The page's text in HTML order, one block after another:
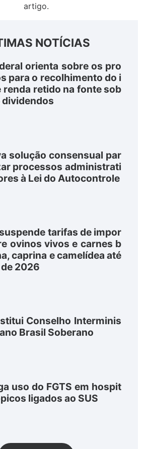
artigo.
NOTÍCIAS
orienta sobre os pro
para o recolhimento do i
renda retido na fonte sob
dividendos
solução consensual par
processos administrati
à Lei do Autocontrole
tarifas de impor
ovinos vivos e carnes b
caprina e camelídea até
2026
Conselho Interminis
Brasil Soberano
uso do FGTS em hospit
ligados ao SUS